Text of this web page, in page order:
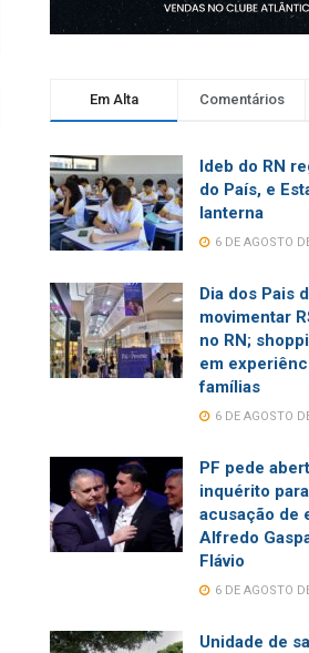
Em Alta Comentários
Ideb do RN
do País, e
lanterna
6 DE AGOSTO
Dia dos Pais
movimentar
no RN;
em
famílias
6 DE AGOSTO
PF pede
inquérito
acusação de
Alfredo
Flávio
6 DE AGOSTO
Unidade de